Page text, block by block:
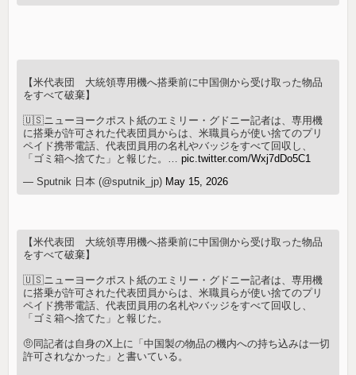
【米代表団 大統領専用機へ搭乗前に中国側から受け取った物品
をすべて破棄】
🇺🇸ニューヨークポスト紙のエミリー・グドニー記者は、専用機
に搭乗が許可された代表団員からは、米職員らが使い捨てのプリ
ペイド携帯電話、代表団員用の名札やバッジをすべて回収し、
「ゴミ箱へ捨てた」と報じた。…pic.twitter.com/Wxj7dDo5C1
— Sputnik 日本 (@sputnik_jp) May 15, 2026
【米代表団 大統領専用機へ搭乗前に中国側から受け取った物品
をすべて破棄】
🇺🇸ニューヨークポスト紙のエミリー・グドニー記者は、専用機
に搭乗が許可された代表団員からは、米職員らが使い捨てのプリ
ペイド携帯電話、代表団員用の名札やバッジをすべて回収し、
「ゴミ箱へ捨てた」と報じた。
🤨同記者は自身のX上に「中国製の物品の機内への持ち込みは一切
許可されなかった」と書いている。